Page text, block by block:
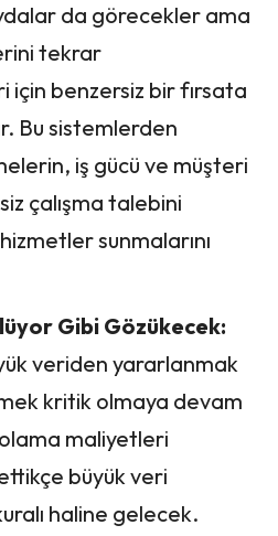
da görecekler ama
tekrar
benzersiz bir fırsata
Bu sistemlerden
iş gücü ve müşteri
çalışma talebini
sunmalarını
Gibi Gözükecek:
veriden yararlanmak
kritik olmaya devam
maliyetleri
büyük veri
haline gelecek.